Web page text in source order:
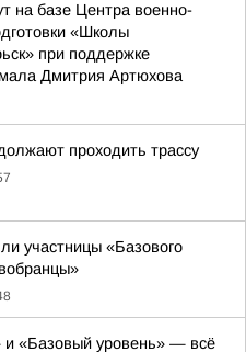
на базе Центра военно-
«Школы
при поддержке
Дмитрия Артюхова
проходить трассу
участницы «Базового
«Базовый уровень» — всё